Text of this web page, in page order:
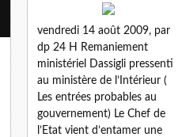
vendredi 14 août 2009, par
dp 24 H Remaniement
ministériel Dassigli pressenti
au ministère de l’Intérieur (
Les entrées probables au
gouvernement) Le Chef de
l’Etat vient d’entamer une